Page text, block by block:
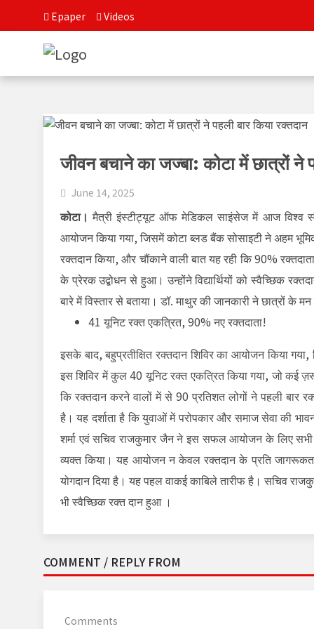
Epaper Videos
जीवन बचाने का जज्बा: कोटा में छात्रों ने
June 14, 2025
कोटा। मैत्री इंस्टीट्यूट ऑफ मेडिकल साइंसेज में आज विश्व
आयोजन किया गया, जिसमें कोटा ब्लड बैंक सोसाइटी ने अहम
रक्तदान किया, और चौंकाने वाली बात यह रही कि 90%
के प्रेरक उद्बोधन से हुआ। उन्होंने विद्यार्थियों को स्वैच्छिक
बारे में विस्तार से बताया। डॉ. माथुर की जानकारी ने छात्रों के
41 यूनिट रक्त एकत्रित, 90% नए रक्तदाता!
इसके बाद, बहुप्रतीक्षित रक्तदान शिविर का आयोजन किया
इस शिविर में कुल 40 यूनिट रक्त एकत्रित किया गया, जो कई
कि रक्तदान करने वालों में से 90 प्रतिशत लोगों ने पहली बार
है। यह दर्शाता है कि युवाओं में परोपकार और समाज सेवा की
शर्मा एवं सचिव राजकुमार जैन ने इस सफल आयोजन के लिए
व्यक्त किया। यह आयोजन न केवल रक्तदान के प्रति
योगदान दिया है। यह पहल वाकई काबिले तारीफ है। सचिव
भी स्वैच्छिक रक्त दान हुआ ।
COMMENT / REPLY FROM
Comments